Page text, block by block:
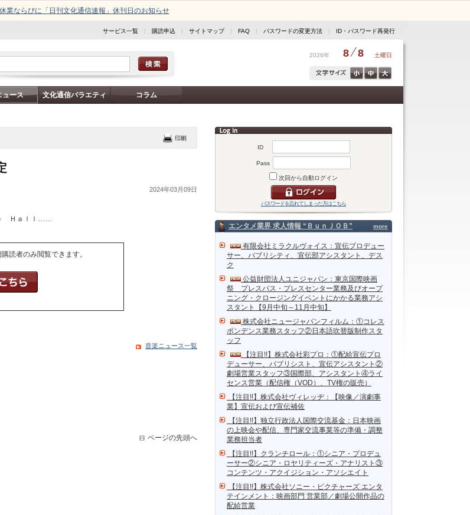
業ならびに「日刊文化通信速報」休刊日のお知らせ
サービス一覧 | 購読申込 | サイトマップ| FAQ | パスワードの変更方法 | ID・パスワード再発行
2026年 8 8 土曜日
ュース 文化通信バラエティ コラム
ID
Pass
次回から自動ログイン
パスワードを忘れてしまった方はこちら
more
エンタメ業界 求人情報 “ＢｕｎＪＯＢ”
有限会社ミラクルヴォイス：宣伝プロデュー
サー、パブリシティ、宣伝部アシスタント、デス
ク
公益財団法人ユニジャパン：東京国際映画
祭 プレスパス・プレスセンター業務及びオープ
ニング・クロージングイベントにかかる業務アシ
スタント【9月中旬～11月中旬】
株式会社ニュージャパンフィルム：①コレス
ポンデンス業務スタッフ②日本語吹替版制作スタ
ッフ
【注目!!】株式会社彩プロ：①配給宣伝プロ
デューサー、パブリシスト、宣伝アシスタント②
劇場営業スタッフ③国際部、アシスタント④ライ
センス営業（配信権（VOD）、TV権の販売）
【注目!!】株式会社ヴィレッヂ：【映像／演劇事
業】宣伝および宣伝補佐
【注目!!】独立行政法人国際交流基金：日本映画
の上映会や配信、専門家交流事業等の準備・調整
業務担当者
【注目!!】クランチロール：①シニア・プロデュ
ーサー②シニア・ロヤリティーズ・アナリスト③
コンテンツ・アクイジション・アソシエイト
【注目!!】株式会社ソニー・ピクチャーズ エンタ
テインメント：映画部門 営業部／劇場公開作品の
配給営業
2024年03月09日
ｅ Ｈａｌｌ……
読者のみ閲覧できます。
音楽ニュース一覧
ページの先頭へ